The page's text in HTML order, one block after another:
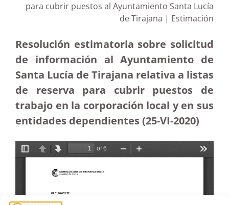
para cubrir puestos al Ayuntamiento Santa Lucía
de Tirajana | Estimación
Resolución estimatoria sobre solicitud
de información al Ayuntamiento de
Santa Lucía de Tirajana relativa a listas
de reserva para cubrir puestos de
trabajo en la corporación local y en sus
entidades dependientes (25-VI-2020)